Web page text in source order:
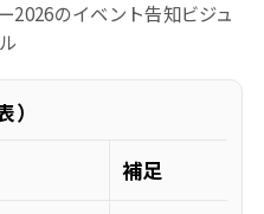
2026のイベント告知ビジュ
補足